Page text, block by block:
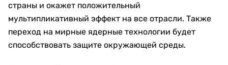
страны и окажет положительный
мультипликативный эффект на все отрасли. Также
переход на мирные ядерные технологии будет
способствовать защите окружающей среды.